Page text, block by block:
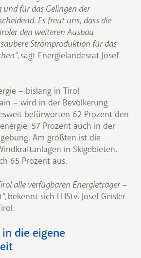
und für das Gelingen der
Es freut uns, dass die
den weiteren Ausbau
Stromproduktion für das
sagt Energielandesrat Josef
– bislang in Tirol
– wird in der Bevölkerung
befürworten 62 Prozent den
57 Prozent auch in der
Am größten ist die
in Skigebieten.
65 Prozent aus.
alle verfügbaren Energieträger –
bekennt sich LHStv. Josef Geisler
die eigene